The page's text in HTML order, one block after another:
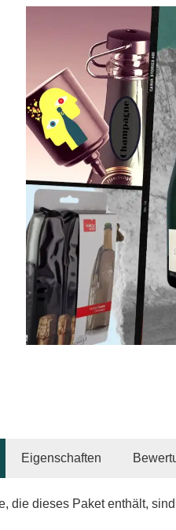
Eigenschaften
die dieses Paket enthält,